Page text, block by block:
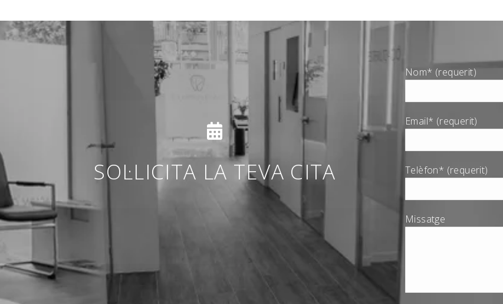
SOL·LICITA LA TEVA CITA
Nom* (requerit)
Email* (requerit)
Telèfon* (requerit)
Missatge